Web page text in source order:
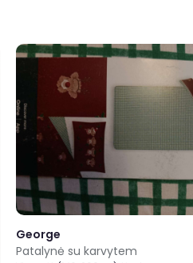
George
Patalynė su karvytem